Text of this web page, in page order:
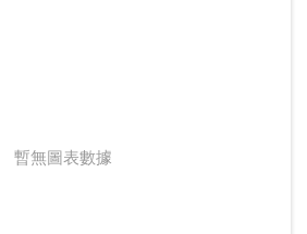
暫無圖表數據